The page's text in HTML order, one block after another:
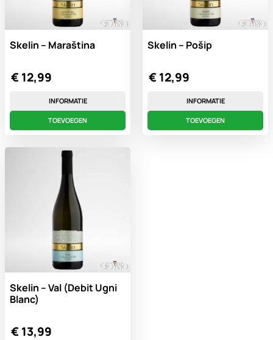
Skelin – Maraština
€12,99
INFORMATIE
TOEVOEGEN
Skelin – Pošip
€12,99
INFORMATIE
TOEVOEGEN
Skelin – Val (Debit Ugni
Blanc)
€13,99